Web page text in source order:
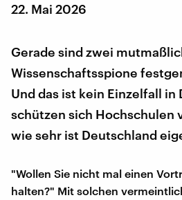
22. Mai 2026
Gerade sind zwei
Wissenschaftsspione
Und das ist kein Einzelfall in
schützen sich Hochschulen
wie sehr ist Deutschland
"Wollen Sie nicht mal einen
halten?" Mit solchen